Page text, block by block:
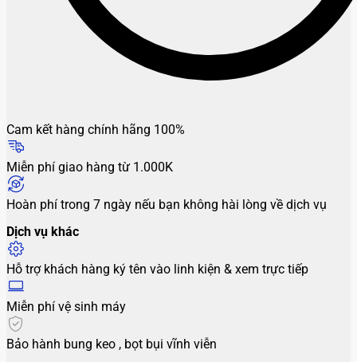
Cam kết hàng chính hãng 100%
Miễn phí giao hàng từ 1.000K
Hoàn phí trong 7 ngày nếu bạn không hài lòng về dịch vụ
Dịch vụ khác
Hỗ trợ khách hàng ký tên vào linh kiện & xem trực tiếp
Miễn phí vệ sinh máy
Bảo hành bung keo , bọt bụi vĩnh viễn